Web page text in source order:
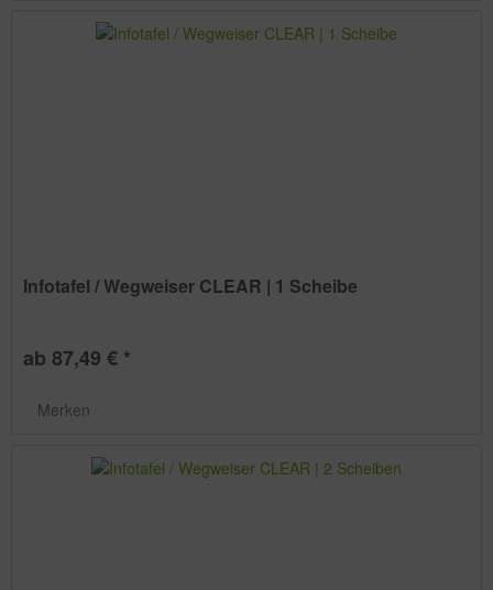
Infotafel / Wegweiser CLEAR | 1 Scheibe
ab 87,49 € *
Merken